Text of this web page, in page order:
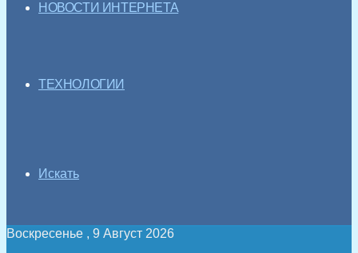
НОВОСТИ ИНТЕРНЕТА
ТЕХНОЛОГИИ
Искать
Воскресенье , 9 Август 2026